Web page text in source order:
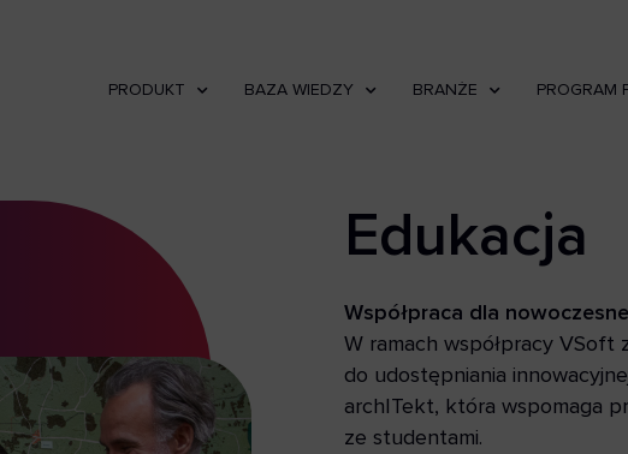
PRODUKT BAZA WIEDZY BRANŻE PROGRAM
Edukacja
Współpraca dla
W ramach współpracy VSoft
do udostępniania
archITekt, która wspomaga
ze studentami.